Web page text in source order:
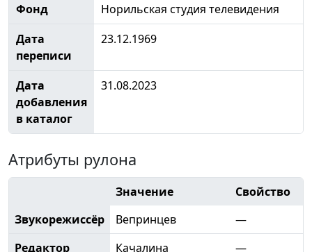
Фонд
Норильская студия телевидения
Дата
переписи
23.12.1969
Дата
добавления
в каталог
31.08.2023
Атрибуты рулона
Значение
Свойство
Звукорежиссёр
Вепринцев
—
Редактор
Качалина
—